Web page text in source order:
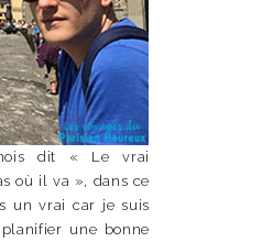
dit « Le vrai
où il va », dans ce
un vrai car je suis
une bonne